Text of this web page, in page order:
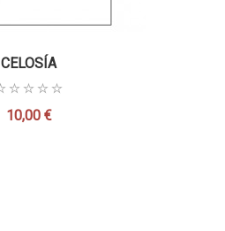
CELOSÍA
Precio
10,00 €